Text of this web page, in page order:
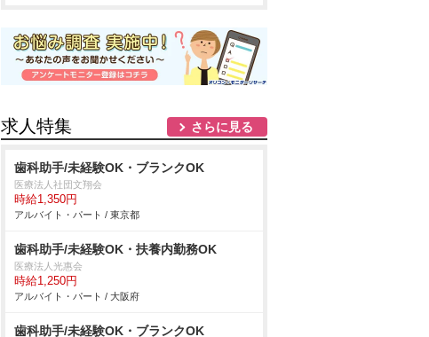
求人特集 さらに見る
歯科助手/未経験OK・ブランクOK
医療法人社団文翔会
時給1,350円
アルバイト・パート / 東京都
歯科助手/未経験OK・扶養内勤務OK
医療法人光惠会
時給1,250円
アルバイト・パート / 大阪府
歯科助手/未経験OK・ブランクOK